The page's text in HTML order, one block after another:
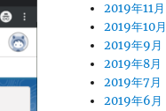
2019年11月
2019年10月
2019年9月
2019年8月
2019年7月
2019年6月